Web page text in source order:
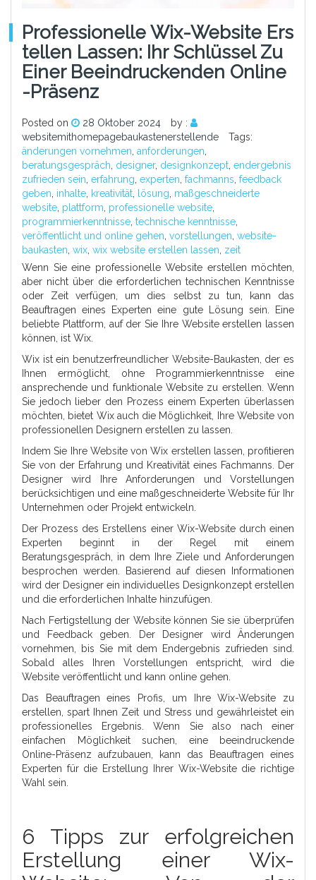
Professionelle Wix-Website Ers
Tellen Lassen: Ihr Schlüssel Zu
Einer Beeindruckenden Online
-Präsenz
Posted on 28 Oktober 2024
by :
websitemithomepagebaukastenerstellende
Tags:
änderungen vornehmen, anforderungen,
beratungsgespräch, designer, designkonzept, endergebnis
zufrieden sein, erfahrung, experten, fachmanns, feedback
geben, inhalte, kreativität, lösung, maßgeschneiderte
website, plattform, professionelle website,
programmierkenntnisse, technische kenntnisse,
veröffentlicht und online gehen, vorstellungen, website-
baukasten, wix, wix website erstellen lassen, zeit
Wenn Sie eine professionelle Website erstellen möchten,
aber nicht über die erforderlichen technischen Kenntnisse
oder Zeit verfügen, um dies selbst zu tun, kann das
Beauftragen eines Experten eine gute Lösung sein. Eine
beliebte Plattform, auf der Sie Ihre Website erstellen lassen
können, ist Wix.
Wix ist ein benutzerfreundlicher Website-Baukasten, der es
Ihnen ermöglicht, ohne Programmierkenntnisse eine
ansprechende und funktionale Website zu erstellen. Wenn
Sie jedoch lieber den Prozess einem Experten überlassen
möchten, bietet Wix auch die Möglichkeit, Ihre Website von
professionellen Designern erstellen zu lassen.
Indem Sie Ihre Website von Wix erstellen lassen, profitieren
Sie von der Erfahrung und Kreativität eines Fachmanns. Der
Designer wird Ihre Anforderungen und Vorstellungen
berücksichtigen und eine maßgeschneiderte Website für Ihr
Unternehmen oder Projekt entwickeln.
Der Prozess des Erstellens einer Wix-Website durch einen
Experten beginnt in der Regel mit einem
Beratungsgespräch, in dem Ihre Ziele und Anforderungen
besprochen werden. Basierend auf diesen Informationen
wird der Designer ein individuelles Designkonzept erstellen
und die erforderlichen Inhalte hinzufügen.
Nach Fertigstellung der Website können Sie sie überprüfen
und Feedback geben. Der Designer wird Änderungen
vornehmen, bis Sie mit dem Endergebnis zufrieden sind.
Sobald alles Ihren Vorstellungen entspricht, wird die
Website veröffentlicht und kann online gehen.
Das Beauftragen eines Profis, um Ihre Wix-Website zu
erstellen, spart Ihnen Zeit und Stress und gewährleistet ein
professionelles Ergebnis. Wenn Sie also nach einer
einfachen Möglichkeit suchen, eine beeindruckende
Online-Präsenz aufzubauen, kann das Beauftragen eines
Experten für die Erstellung Ihrer Wix-Website die richtige
Wahl sein.
6 Tipps zur erfolgreichen
Erstellung einer Wix-